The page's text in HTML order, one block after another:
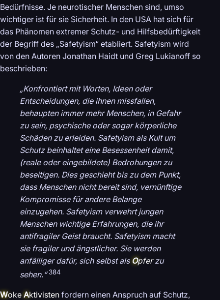
Bedürfnisse. Je neurotischer Menschen sind, umso
wichtiger ist für sie Sicherheit. In den USA hat sich für
das Phänomen extremer Schutz- und Hilfsbedürftigkeit
der Begriff des „Safetyism“ etabliert. Safetyism wird
von den Autoren Jonathan Haidt und Greg Lukianoff so
beschrieben:
„Konfrontiert mit Worten, Ideen oder
Entscheidungen, die ihnen missfallen,
behaupten immer mehr Menschen, in Gefahr
zu sein, psychische oder sogar körperliche
Schäden zu erleiden. Safetyism als Kult um
Schutz beinhaltet eine Besessenheit damit,
(reale oder eingebildete) Bedrohungen zu
beseitigen. Dies geschieht bis zu dem Punkt,
dass Menschen nicht bereit sind, vernünftige
Kompromisse für andere Belange
einzugehen. Safetyism verwehrt jungen
Menschen wichtige Erfahrungen, die ihr
antifragiler Geist braucht. Safetyism macht
sie fragiler und ängstlicher. Sie werden
anfälliger dafür, sich selbst als Opferzu
sehen.“ 384
Woke Aktivisten fordern einen Anspruch auf Schutz,